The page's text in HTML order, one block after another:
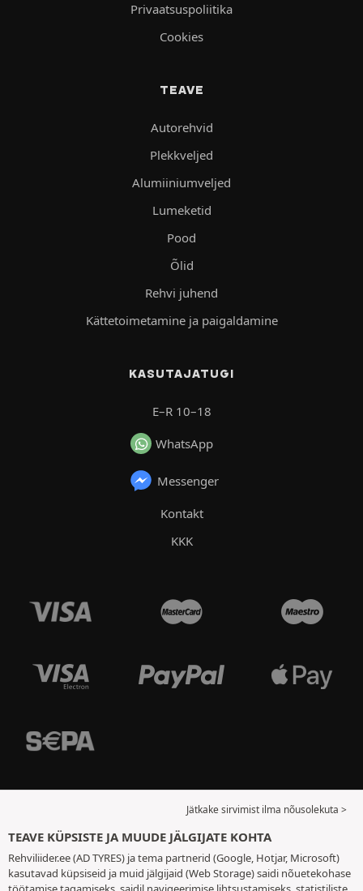
Privaatsuspoliitika
Cookies
TEAVE
Autorehvid
Plekkveljed
Alumiiniumveljed
Lumeketid
Pood
Õlid
Rehvi juhend
Kättetoimetamine ja paigaldamine
KASUTAJATUGI
E–R 10–18
WhatsApp
Messenger
Kontakt
KKK
Jätkake sirvimist ilma nõusolekuta >
TEAVE KÜPSISTE JA MUUDE JÄLGIJATE KOHTA
Rehviliider.ee (AD TYRES) ja tema partnerid (Google, Hotjar, Microsoft)
kasutavad küpsiseid ja muid jälgijaid (Web Storage) saidi nõuetekohase